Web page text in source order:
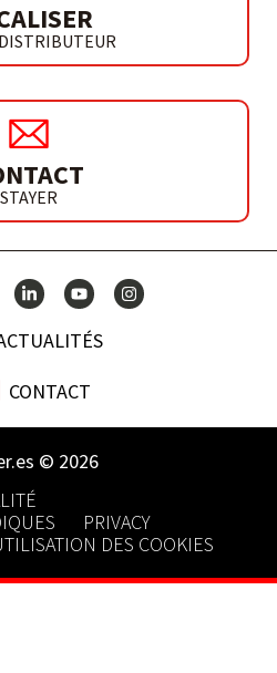
STAYER
CONTACT
© 2026
PRIVACY
DES COOKIES